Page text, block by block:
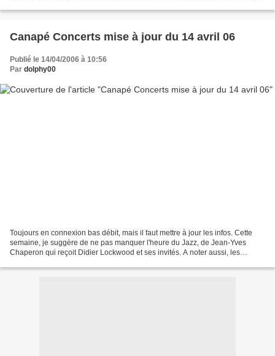
Canapé Concerts mise à jour du 14 avril 06
Publié le 14/04/2006 à 10:56
Par dolphy00
Toujours en connexion bas débit, mais il faut mettre à jour les infos. Cette
semaine, je suggère de ne pas manquer l'heure du Jazz, de Jean-Yves
Chaperon qui reçoit Didier Lockwood et ses invités. A noter aussi, les